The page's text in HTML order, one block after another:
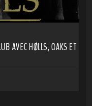
AVEC HØLLS, OAKS ET